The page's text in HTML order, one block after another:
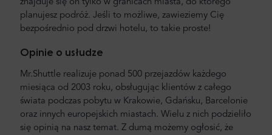
znajduje się on tylko w granicach miasta, do którego
planujesz podróż. Jeśli to możliwe, zawieziemy Cię
bezpośrednio pod drzwi hotelu, to takie proste!
Opinie o usłudze
Mr.Shuttle realizuje ponad 500 przejazdów każdego
miesiąca od 2003 roku, obsługując klientów z całego
świata podczas pobytu w Krakowie, Gdańsku, Barcelonie
oraz innych europejskich miastach. Wielu z nich podzieliło
się opinią na nasz temat. Z dumą możemy ogłosić, że